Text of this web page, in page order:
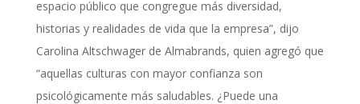
espacio público que congregue más diversidad,
historias y realidades de vida que la empresa”, dijo
Carolina Altschwager de Almabrands, quien agregó que
“aquellas culturas con mayor confianza son
psicológicamente más saludables. ¿Puede una